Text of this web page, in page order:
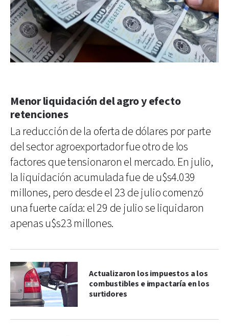
Menor liquidación del agro y efecto
retenciones
La reducción de la oferta de dólares por parte
del sector agroexportador fue otro de los
factores que tensionaron el mercado. En julio,
la liquidación acumulada fue de u$s4.039
millones, pero desde el 23 de julio comenzó
una fuerte caída: el 29 de julio se liquidaron
apenas u$s23 millones.
Actualizaron los impuestos a los
combustibles e impactaría en los
surtidores